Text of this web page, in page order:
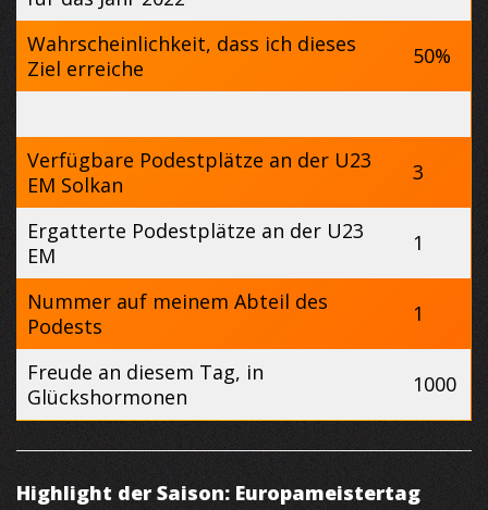
Wahrscheinlichkeit, dass ich dieses
Ziel erreiche
50%
Verfügbare Podestplätze an der U23
EM Solkan
3
Ergatterte Podestplätze an der U23
EM
1
Nummer auf meinem Abteil des
Podests
1
Freude an diesem Tag, in
Glückshormonen
1000
Highlight der Saison: Europameistertag